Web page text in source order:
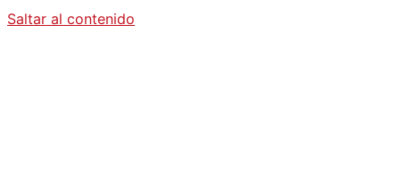
Saltar al contenido